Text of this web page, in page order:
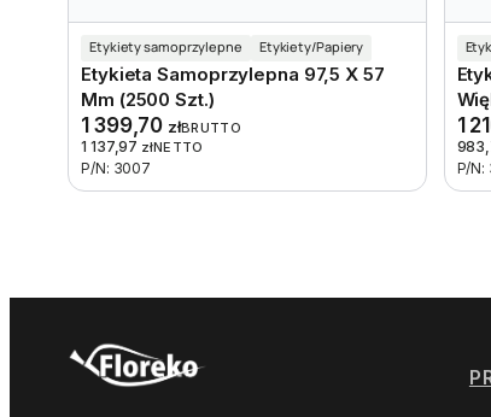
Etykiety samoprzylepne Etykiety/Papiery
Etykieta Samoprzylepna 97,5 X 57
Mm (2500 Szt.)
1 399,70 złBRUTTO
1 137,97 złNETTO
P/N: 3007
1
P/N: